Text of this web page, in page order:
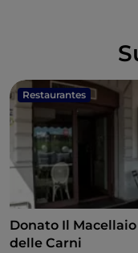
Restaurantes
Donato Il
delle Carni